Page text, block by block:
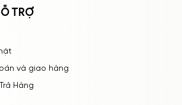
TRỢ
và giao hàng
Hàng